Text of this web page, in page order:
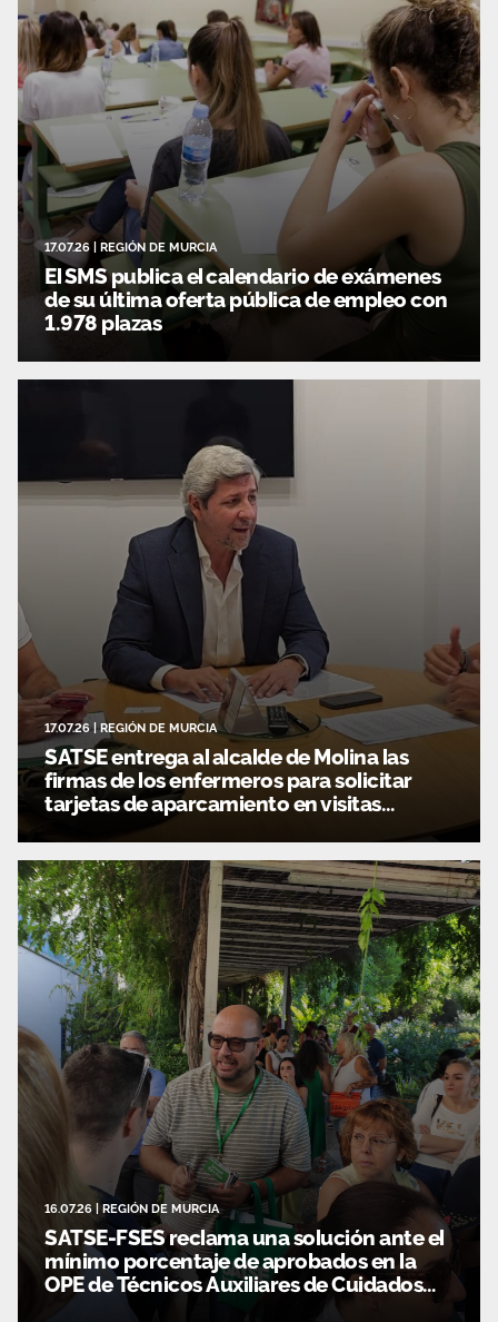
17.07.26 REGIÓN DE MURCIA
El SMS publica el calendario de exámenes
de su última oferta pública de empleo con
1.978 plazas
17.07.26|REGIÓN DE MURCIA
SATSE entrega al alcalde de Molina las
firmas de los enfermeros para solicitar
tarjetas de aparcamiento en visitas
domiciliarias
16.07.26 REGIÓN DE MURCIA
SATSE-FSES reclama una solución ante el
mínimo porcentaje de aprobados en la
OPE de Técnicos Auxiliares de Cuidados